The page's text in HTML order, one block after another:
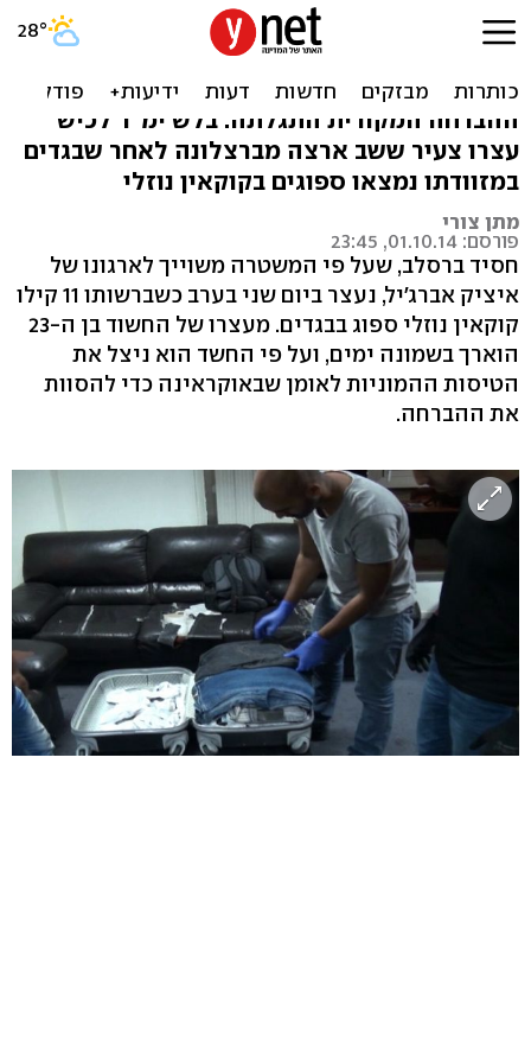
חסיד ברסלב מארגון אברג'יל
הבריח סם נוזלי ספוג בבגדים
ההברחה המקורית התגלתה. בלש ימ"ר לכיש
עצרו צעיר ששב ארצה מברצלונה לאחר שבגדים
במזוודתו נמצאו ספוגים בקוקאין נוזלי
מתן צורי
פורסם: 01.10.14, 23:45
חסיד ברסלב, שעל פי המשטרה משוייך לארגונו של
איציק אברג'יל, נעצר ביום שני בערב כשברשותו 11 קילו
קוקאין נוזלי ספוג בבגדים. מעצרו של החשוד בן ה-23
הוארך בשמונה ימים, ועל פי החשד הוא ניצל את
הטיסות ההמוניות לאומן שבאוקראינה כדי להסוות
את ההברחה.